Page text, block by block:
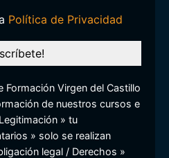
Política de Privacidad
Formación Virgen del Castillo
de nuestros cursos e
» tu
» solo se realizan
legal / Derechos »